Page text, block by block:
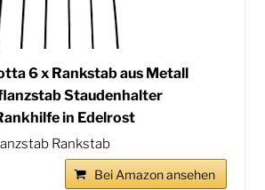
6 x Rankstab aus Metall
Staudenhalter
in Edelrost
Rankstab
Bei Amazon ansehen